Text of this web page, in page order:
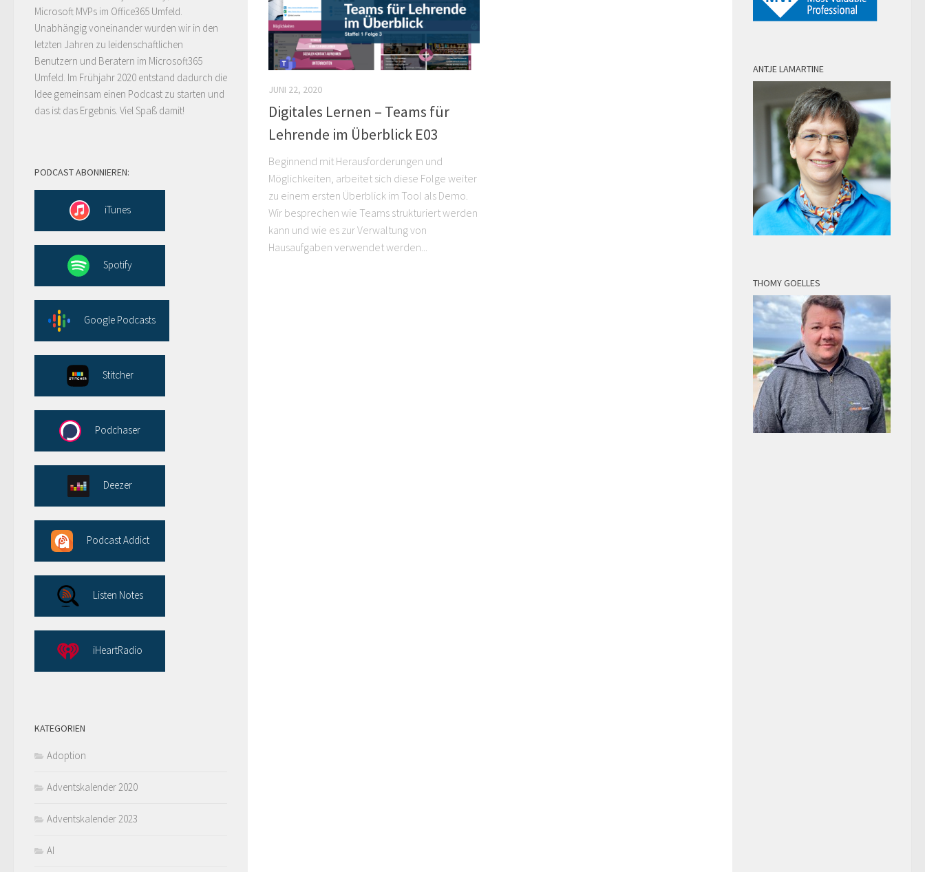
JUNI 22, 2020
Digitales Lernen – Teams für
Lehrende im Überblick E03
Beginnend mit Herausforderungen und
Möglichkeiten, arbeitet sich diese Folge weiter
zu einem ersten Überblick im Tool als Demo.
Wir besprechen wie Teams strukturiert werden
kann und wie es zur Verwaltung von
Hausaufgaben verwendet werden...
Microsoft MVPs im Office365 Umfeld.
Unabhängig voneinander wurden wir in den
letzten Jahren zu leidenschaftlichen
Benutzern und Beratern im Microsoft365
Umfeld. Im Frühjahr 2020 entstand dadurch die
Idee gemeinsam einen Podcast zu starten und
das ist das Ergebnis. Viel Spaß damit!
PODCAST ABONNIEREN:
iTunes
Spotify
Google Podcasts
Stitcher
Podchaser
Deezer
Podcast Addict
Listen Notes
iHeartRadio
KATEGORIEN
Adoption
Adventskalender 2020
Adventskalender 2023
AI
ANTJE LAMARTINE
THOMY GOELLES